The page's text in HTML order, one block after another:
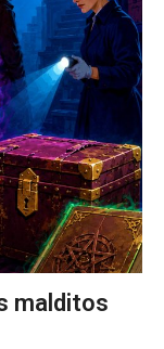
malditos